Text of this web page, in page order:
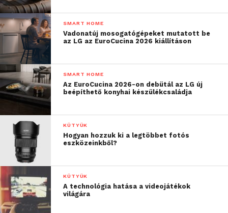
SMART HOME
Vadonatúj mosogatógépeket mutatott be
az LG az EuroCucina 2026 kiállításon
SMART HOME
Az EuroCucina 2026-on debütál az LG új
beépíthető konyhai készülékcsaládja
KÜTYÜK
Hogyan hozzuk ki a legtöbbet fotós
eszközeinkből?
KÜTYÜK
A technológia hatása a videojátékok
világára